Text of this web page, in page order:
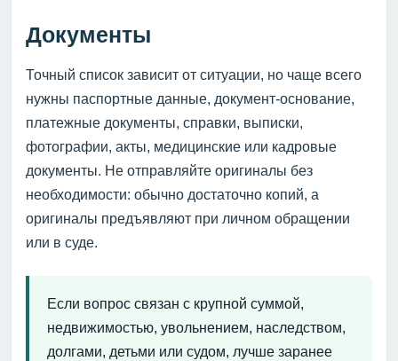
Документы
Точный список зависит от ситуации, но чаще всего
нужны паспортные данные, документ-основание,
платежные документы, справки, выписки,
фотографии, акты, медицинские или кадровые
документы. Не отправляйте оригиналы без
необходимости: обычно достаточно копий, а
оригиналы предъявляют при личном обращении
или в суде.
Если вопрос связан с крупной суммой,
недвижимостью, увольнением, наследством,
долгами, детьми или судом, лучше заранее